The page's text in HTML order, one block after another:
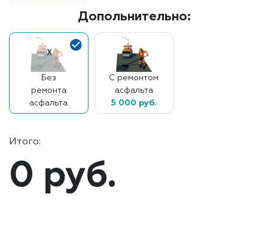
Допольнительно:
Без
ремонта
асфальта
С ремонтом
асфальта
5 000 руб.
Итого:
0 руб.